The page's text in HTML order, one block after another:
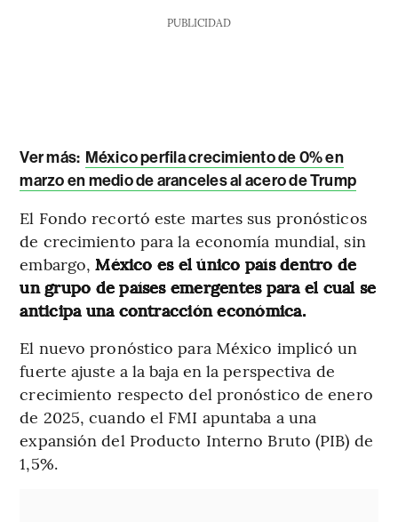
PUBLICIDAD
Ver más: México perfila crecimiento de 0% en
marzo en medio de aranceles al acero de Trump
El Fondo recortó este martes sus pronósticos
de crecimiento para la economía mundial, sin
embargo,México es el único país dentro de
un grupo de países emergentes para el cual se
anticipa una contracción económica.
El nuevo pronóstico para México implicó un
fuerte ajuste a la baja en la perspectiva de
crecimiento respecto del pronóstico de enero
de 2025, cuando el FMI apuntaba a una
expansión del Producto Interno Bruto (PIB) de
1,5%.